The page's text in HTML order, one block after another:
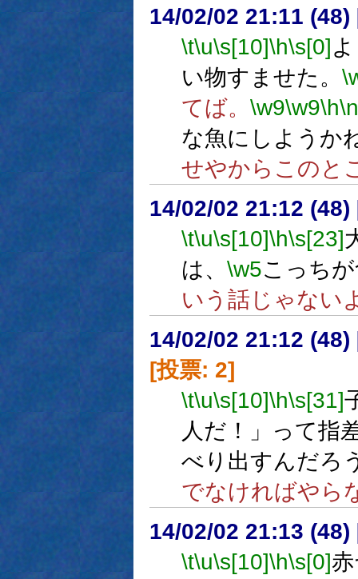
14/02/02 21:11 (48)
\t\u\s[10]\h\s[0]
い物すませた。
てば。 \w9\w9\h\n
な魚にしようか
せやからこのと
14/02/02 21:12 (48)
\t\u\s[10]\h\s[23]
は、 \w5こっち
いう話じゃない
14/02/02 21:12 (48)
[投票: 2]
\t\u\s[10]\h\s[31]
人だ！」って指
べり出すんだろ
でなければやら
14/02/02 21:13 (48)
\t\u\s[10]\h\s[0]